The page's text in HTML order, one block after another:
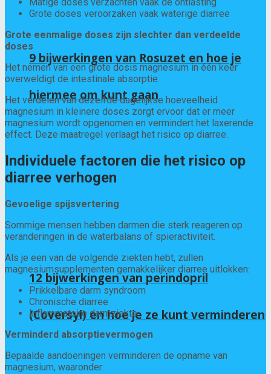
9 bijwerkingen van Rosuzet en hoe je
hiermee om kunt gaan
12 bijwerkingen van perindopril
(Coversyl) en hoe je ze kunt verminderen
Matige doses verzachten vaak de ontlasting
Grote doses veroorzaken vaak waterige diarree
Grote eenmalige doses zijn slechter dan verdeelde
doses
Het nemen van een grote dosis magnesium in één keer
overweldigt de intestinale absorptie.
Het verdelen van dezelfde dagelijkse hoeveelheid
magnesium in kleinere doses zorgt ervoor dat er meer
magnesium wordt opgenomen en vermindert het laxerende
effect. Deze maatregel verlaagt het risico op diarree.
Individuele factoren die het risico op
diarree verhogen
Gevoelige spijsvertering
Sommige mensen hebben darmen die sterk reageren op
veranderingen in de waterbalans of spieractiviteit.
Als je een van de volgende ziekten hebt, zullen
magnesiumsupplementen gemakkelijker diarree uitlokken:
Prikkelbare darm syndroom
Chronische diarree
Inflammatoire darmziekte
Verminderd absorptievermogen
Bepaalde aandoeningen verminderen de opname van
magnesium, waaronder: